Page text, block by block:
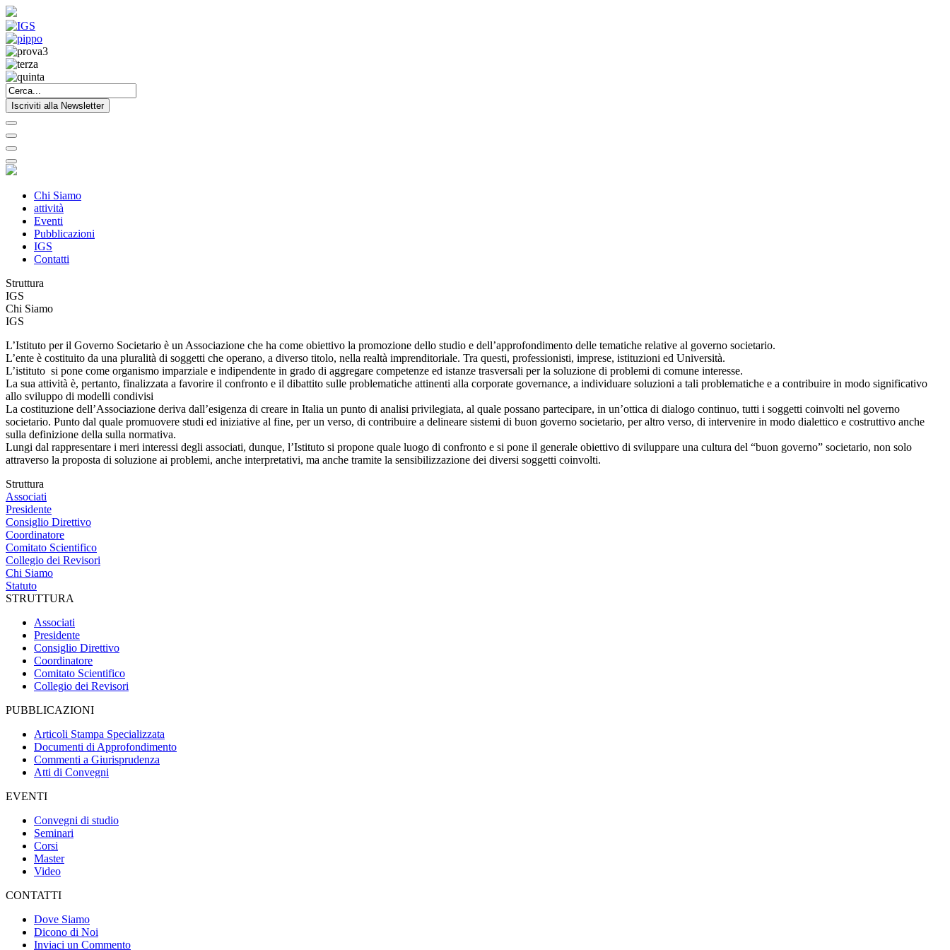
Iscriviti alla Newsletter
Chi Siamo
attività
Eventi
Pubblicazioni
IGS
Contatti
Struttura
IGS
Chi Siamo
IGS
L’Istituto per il Governo Societario è un Associazione che ha come obiettivo la promozione dello studio e dell’approfondimento delle tematiche relative al governo societario.
L’ente è costituito da una pluralità di soggetti che operano, a diverso titolo, nella realtà imprenditoriale. Tra questi, professionisti, imprese, istituzioni ed Università.
L’istituto si pone come organismo imparziale e indipendente in grado di aggregare competenze ed istanze trasversali per la soluzione di problemi di comune interesse.
La sua attività è, pertanto, finalizzata a favorire il confronto e il dibattito sulle problematiche attinenti alla corporate governance, a individuare soluzioni a tali problematiche e a contribuire in modo significativo
allo sviluppo di modelli condivisi
La costituzione dell’Associazione deriva dall’esigenza di creare in Italia un punto di analisi privilegiata, al quale possano partecipare, in un’ottica di dialogo continuo, tutti i soggetti coinvolti nel governo
societario. Punto dal quale promuovere studi ed iniziative al fine, per un verso, di contribuire a delineare sistemi di buon governo societario, per altro verso, di intervenire in modo dialettico e costruttivo anche
sulla definizione della sulla normativa.
Lungi dal rappresentare i meri interessi degli associati, dunque, l’Istituto si propone quale luogo di confronto e si pone il generale obiettivo di sviluppare una cultura del “buon governo” societario, non solo
attraverso la proposta di soluzione ai problemi, anche interpretativi, ma anche tramite la sensibilizzazione dei diversi soggetti coinvolti.
Struttura
Associati
Presidente
Consiglio Direttivo
Coordinatore
Comitato Scientifico
Collegio dei Revisori
Chi Siamo
Statuto
STRUTTURA
Associati
Presidente
Consiglio Direttivo
Coordinatore
Comitato Scientifico
Collegio dei Revisori
PUBBLICAZIONI
Articoli Stampa Specializzata
Documenti di Approfondimento
Commenti a Giurisprudenza
Atti di Convegni
EVENTI
Convegni di studio
Seminari
Corsi
Master
Video
CONTATTI
Dove Siamo
Dicono di Noi
Inviaci un Commento